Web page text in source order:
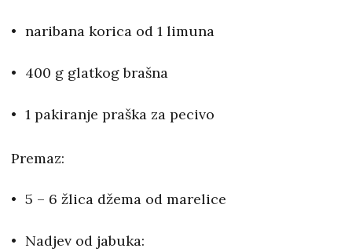
naribana korica od 1 limuna
400 g glatkog brašna
1 pakiranje praška za pecivo
Premaz:
5 – 6 žlica džema od marelice
Nadjev od jabuka: